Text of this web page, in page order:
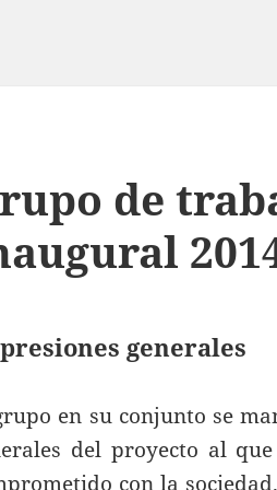
de
generales
en su conjunto se
del proyecto al
con la